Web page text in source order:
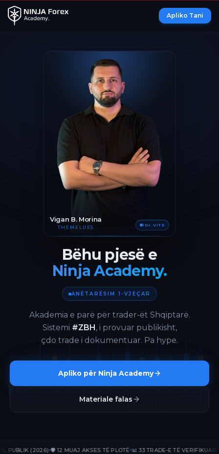
Apliko Tani
Vigan B. Morina
THEMELUES 10+ VITE
Bëhu pjesë e
Ninja Academy.
ANËTARËSIM 1-VJEÇAR
Akademia e parë për trader-ët Shqiptarë.
Sistemi #ZBH, i provuar publikisht,
çdo trade i dokumentuar. Pa hype.
Apliko për Ninja Academy
Materiale falas
(2026) 🛡️ 12 MUAJ AKSES TË PLOTË 📊 33 TRADE-E TË VERIFIKUARA 📈